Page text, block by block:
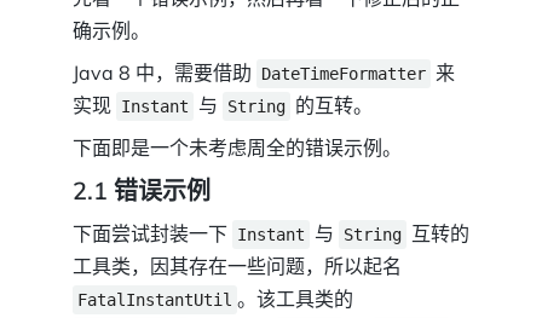
确示例。
Java 8 中，需要借助
DateTimeFormatter 来
实现 Instant 与 String 的互转。
下面即是一个未考虑周全的错误示例。
2.1 错误示例
下面尝试封装一下 Instant 与 String 互转的
工具类，因其存在一些问题，所以起名
FatalInstantUtil 。该工具类的